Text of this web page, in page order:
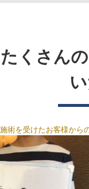
たくさん
施術を受けたお客様から